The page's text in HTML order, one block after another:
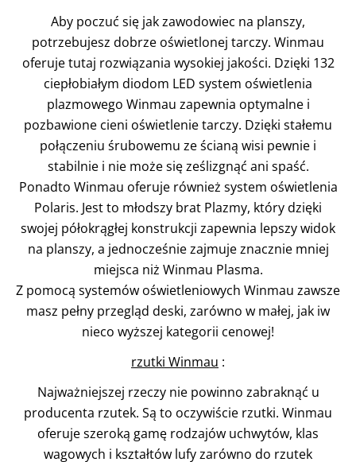
Aby poczuć się jak zawodowiec na planszy,
potrzebujesz dobrze oświetlonej tarczy. Winmau
oferuje tutaj rozwiązania wysokiej jakości. Dzięki 132
ciepłobiałym diodom LED system oświetlenia
plazmowego Winmau zapewnia optymalne i
pozbawione cieni oświetlenie tarczy. Dzięki stałemu
połączeniu śrubowemu ze ścianą wisi pewnie i
stabilnie i nie może się ześlizgnąć ani spaść.
Ponadto Winmau oferuje również system oświetlenia
Polaris. Jest to młodszy brat Plazmy, który dzięki
swojej półokrągłej konstrukcji zapewnia lepszy widok
na planszy, a jednocześnie zajmuje znacznie mniej
miejsca niż Winmau Plasma.
Z pomocą systemów oświetleniowych Winmau zawsze
masz pełny przegląd deski, zarówno w małej, jak iw
nieco wyższej kategorii cenowej!
rzutki Winmau :
Najważniejszej rzeczy nie powinno zabraknąć u
producenta rzutek. Są to oczywiście rzutki. Winmau
oferuje szeroką gamę rodzajów uchwytów, klas
wagowych i kształtów lufy zarówno do rzutek